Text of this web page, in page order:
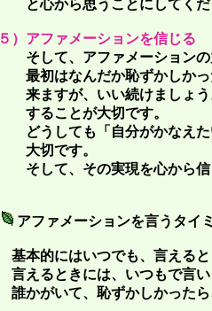
と心から思うことにしてくだ
５）アファメーションを信じる
そして、アファメーションの
最初はなんだか恥ずかしかっ
来ますが、いい続けましょう
することが大切です。
どうしても「自分がかなえた
大切です。
そして、その実現を心から信
アファメーションを言うタイ
基本的にはいつでも、言える
言えるときには、いつもで言
誰かがいて、恥ずかしかった